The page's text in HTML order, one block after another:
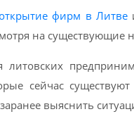
фирм в Литве
на
литовских
сейчас
выяснить